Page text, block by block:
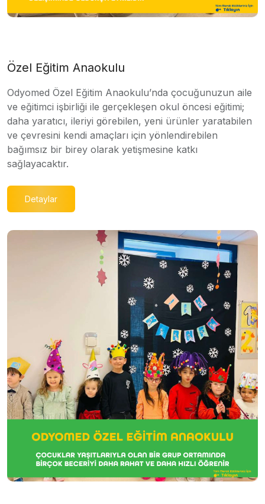
Özel Eğitim Anaokulu
Odyomed Özel Eğitim Anaokulu’nda çocuğunuzun aile
ve eğitimci işbirliği ile gerçekleşen okul öncesi eğitimi;
daha yaratıcı, ileriyi görebilen, yeni ürünler yaratabilen
ve çevresini kendi amaçları için yönlendirebilen
bağımsız bir birey olarak yetişmesine katkı
sağlayacaktır.
Detaylar